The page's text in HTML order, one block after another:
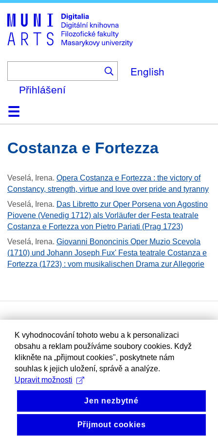
to
main
content
English
Přihlášení
DomůKolekce
Prohlížení
Vyhledávání
O platformě
Nápověda
KontaktDigitalia
Costanza e Fortezza
Veselá, Irena. Opera Costanza e Fortezza : the victory of
Constancy, strength, virtue and love over pride and tyranny
Veselá, Irena. Das Libretto zur Oper Porsena von Agostino
Piovene (Venedig 1712) als Vorläufer der Festa teatrale
Costanza e Fortezza von Pietro Pariati (Prag 1723)
Veselá, Irena. Giovanni Bononcinis Oper Muzio Scevola
(1710) und Johann Joseph Fux' Festa teatrale Costanza e
Fortezza (1723) : vom musikalischen Drama zur Allegorie
K vyhodnocování tohoto webu a k personalizaci
obsahu a reklam používáme soubory cookies. Když
klikněte na „přijmout cookies", poskytnete nám
souhlas k jejich uložení, správě a analýze.
Upravit možnosti
Jen nezbytné
Přijmout cookies